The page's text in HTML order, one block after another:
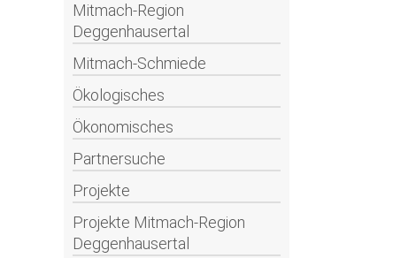
Mitmach-Region
Deggenhausertal
Mitmach-Schmiede
Ökologisches
Ökonomisches
Partnersuche
Projekte
Projekte Mitmach-Region
Deggenhausertal